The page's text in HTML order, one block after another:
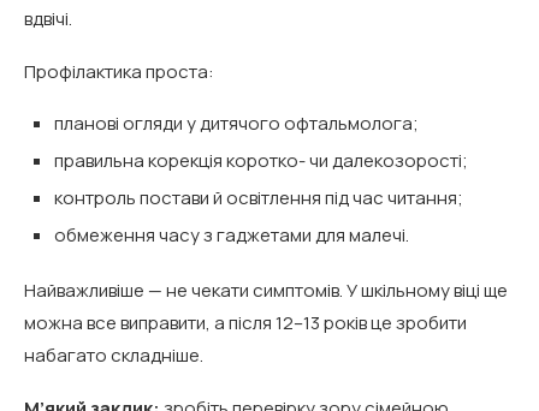
вдвічі.
Профілактика проста:
планові огляди у дитячого офтальмолога;
правильна корекція коротко- чи далекозорості;
контроль постави й освітлення під час читання;
обмеження часу з гаджетами для малечі.
Найважливіше — не чекати симптомів. У шкільному віці ще
можна все виправити, а після 12–13 років це зробити
набагато складніше.